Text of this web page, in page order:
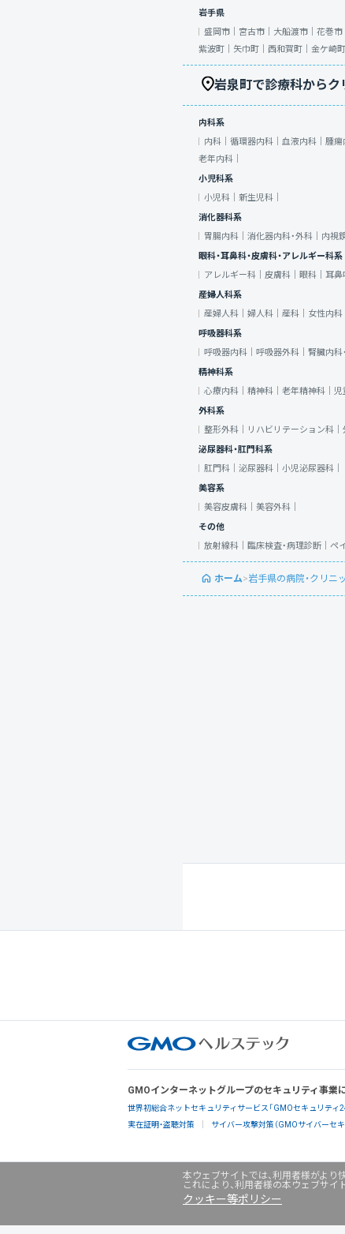
本ウェブサイトでは、利用者様がより
これにより、利用者様の本ウェブサイ
クッキー等ポリシー
岩手県
盛岡市｜ 宮古市｜ 大船渡市｜ 花巻市
紫波町｜ 矢巾町｜ 西和賀町｜ 金ケ崎町
岩泉町で診療科からク
内科系
内科｜ 循環器内科｜ 血液内科｜ 腫瘍
老年内科｜
小児科系
小児科｜ 新生児科｜
消化器科系
胃腸内科｜ 消化器内科・外科｜ 内視
眼科・耳鼻科・皮膚科・アレルギー科系
アレルギー科｜ 皮膚科｜ 眼科｜ 耳鼻
産婦人科系
産婦人科｜ 婦人科｜ 産科｜ 女性内科
呼吸器科系
呼吸器内科｜ 呼吸器外科｜ 腎臓内科
精神科系
心療内科｜ 精神科｜ 老年精神科｜ 児
外科系
整形外科｜
リハビリテーション科｜
泌尿器科・肛門科系
肛門科｜ 泌尿器科｜ 小児泌尿器科｜
美容系
美容皮膚科｜ 美容外科｜
その他
放射線科｜ 臨床検査・病理診断｜ ペ
ホーム>岩手県の病院・クリニ
GMOインターネットグループのセキュリティ事業
世界初総合ネットセキュリティサービス「GMOセキュリティ
実在証明・盗聴対策 サイバー攻撃対策（GMOサイバーセ